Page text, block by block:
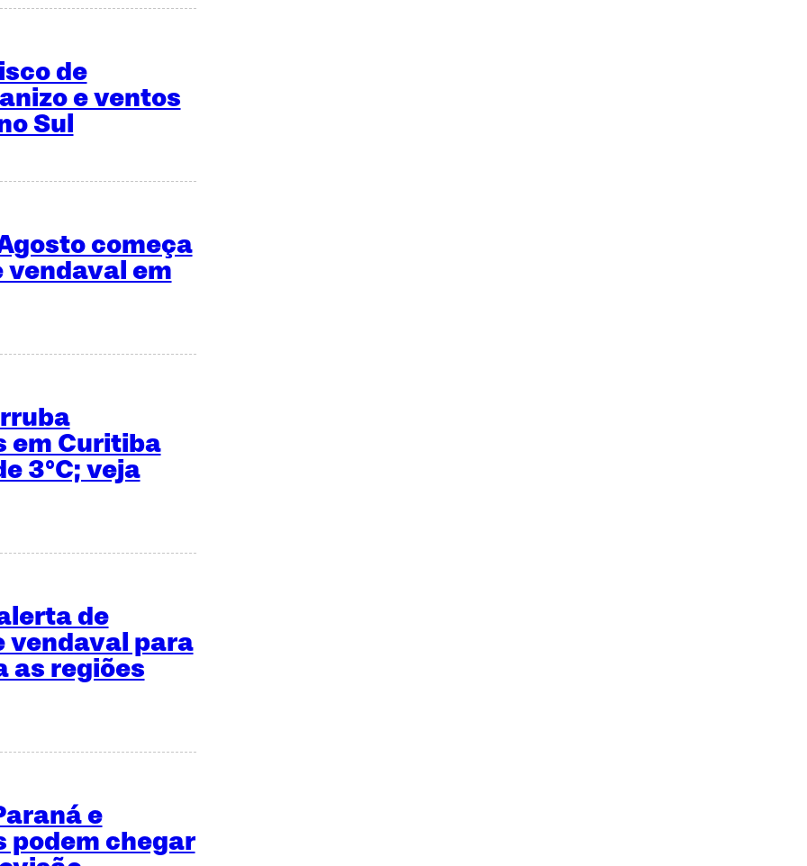
de
e ventos
Sul
começa
vendaval em
em Curitiba
3°C; veja
de
vendaval para
as regiões
e
chegar